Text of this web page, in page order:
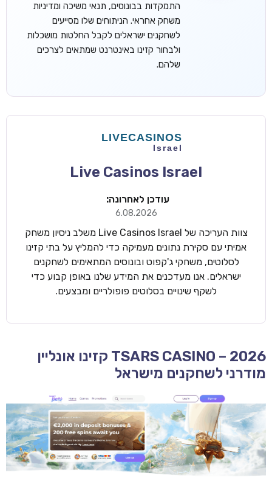
התמקדות בבונוסים, תנאי משיכה ומדיניות
משחק אחראי. הניתוחים שלו מסייעים
לשחקנים ישראלים לקבל החלטות מושכלות
ולבחור קזינו באינטרנט שמתאים לצרכים
שלהם.
Live Casinos Israel
עודכן לאחרונה:
6.08.2026
צוות העריכה של Live Casinos Israel משלב ניסיון משחק
אמיתי עם סקירת נתונים מעמיקה כדי להמליץ על בתי קזינו
לסלוטים, משחקי ג'קפוט ובונוסים המתאימים לשחקנים
ישראלים. אנו מעדכנים את המידע שלנו באופן קבוע כדי
לשקף שינויים בסלוטים פופולריים ומבצעים.
TSARS CASINO – 2026 קזינו אונליין
מודרני לשחקנים מישראל